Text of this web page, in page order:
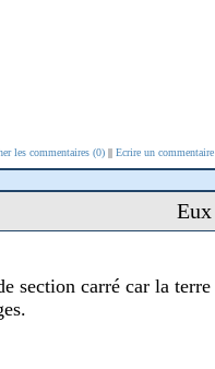
les commentaires (0)|| Ecrire un commentaire
Eux
section carré car la terre